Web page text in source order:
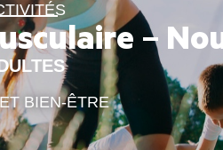
–
BIEN-ÊTRE